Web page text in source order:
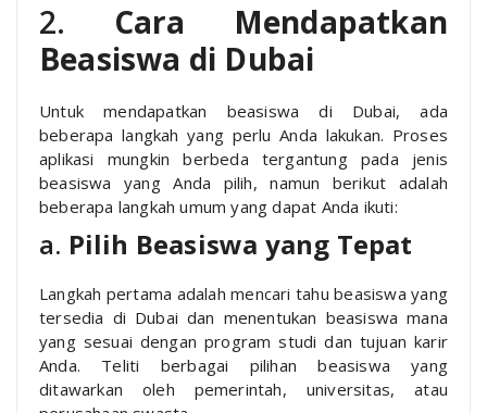
2. Cara Mendapatkan
Beasiswa di Dubai
Untuk mendapatkan beasiswa di Dubai, ada
beberapa langkah yang perlu Anda lakukan. Proses
aplikasi mungkin berbeda tergantung pada jenis
beasiswa yang Anda pilih, namun berikut adalah
beberapa langkah umum yang dapat Anda ikuti:
a. Pilih Beasiswa yang Tepat
Langkah pertama adalah mencari tahu beasiswa yang
tersedia di Dubai dan menentukan beasiswa mana
yang sesuai dengan program studi dan tujuan karir
Anda. Teliti berbagai pilihan beasiswa yang
ditawarkan oleh pemerintah, universitas, atau